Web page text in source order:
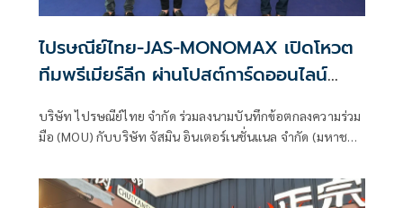
ไปรษณีย์ไทย-JAS-MONOMAX เปิดโหวต
ทีมพรีเมียร์ลีก ผ่านโปสต์การ์ดออนไลน์
บริษัท ไปรษณีย์ไทย จำกัด ร่วมลงนามบันทึกข้อตกลงความร่วม
มือ (MOU) กับบริษัท จัสมิน อินเตอร์เนชั่นแนล จำกัด (มหาชน)
ภายใต้ บริษัท โมโน เน็กซ์ จำกัด (มหาชน) หรือ MONO เพื่อ
ศึกษาความเป็นไปได้ในการพัฒนากิจกรรมโหวตทีมฟุตบอล